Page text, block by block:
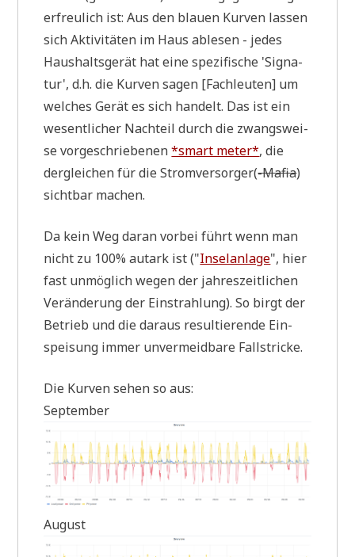
erfreu­lich ist: Aus den blau­en Kur­ven las­sen
sich Akti­vi­tä­ten im Haus able­sen - jedes
Haus­halts­ge­rät hat eine spe­zi­fi­sche 'Signa­
tur', d.h. die Kur­ven sagen [Fach­leu­ten] um
wel­ches Gerät es sich han­delt. Das ist ein
wesent­li­cher Nach­teil durch die zwangs­wei­
se vor­ge­schrie­be­nen*smart meter*, die
der­glei­chen für die Strom­ver­sor­ger(-Mafia)
sicht­bar machen.
Da kein Weg dar­an vor­bei führt wenn man
nicht zu 100% aut­ark ist ("Insel­an­la­ge", hier
fast unmög­lich wegen der jah­res­zeit­li­chen
Ver­än­de­rung der Ein­strah­lung). So birgt der
Betrieb und die dar­aus resul­tie­ren­de Ein­
spei­sung immer unver­meid­ba­re Fallstricke.
Die Kur­ven sehen so aus:
September
August